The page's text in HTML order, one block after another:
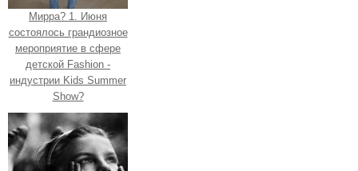
Мирра? 1. Июня
состоялось грандиозное
мероприятие в сфере
детской Fashion -
индустрии Kids Summer
Show?